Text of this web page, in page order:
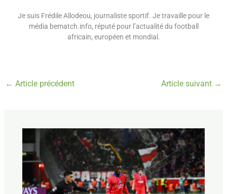
Je suis Frédile Allodeou, journaliste sportif. Je travaille pour le
média bematch.info, réputé pour l’actualité du football
africain, européen et mondial.
← Article précédent Article suivant →